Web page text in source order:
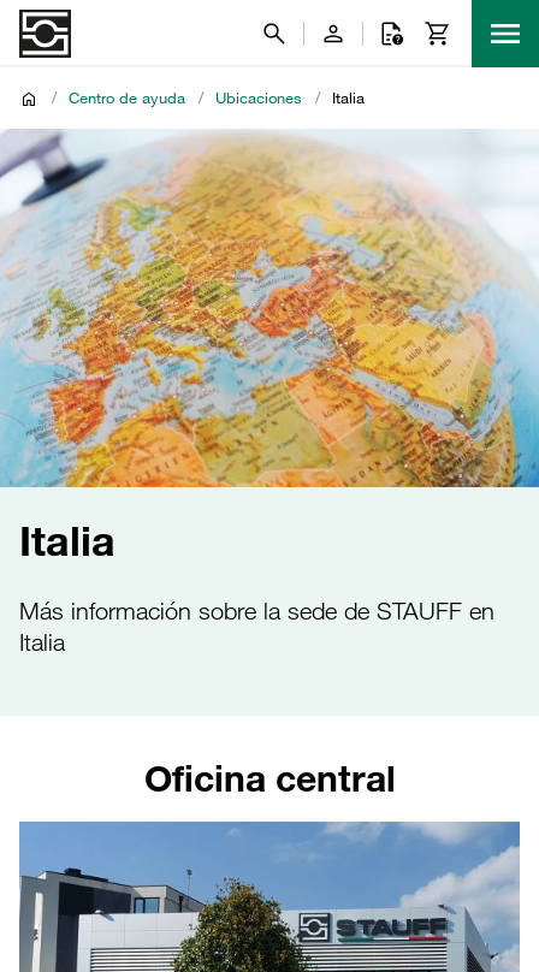
/ Centro de ayuda / Ubicaciones / Italia
Italia
Más información sobre la sede de STAUFF en
Italia
Oficina central